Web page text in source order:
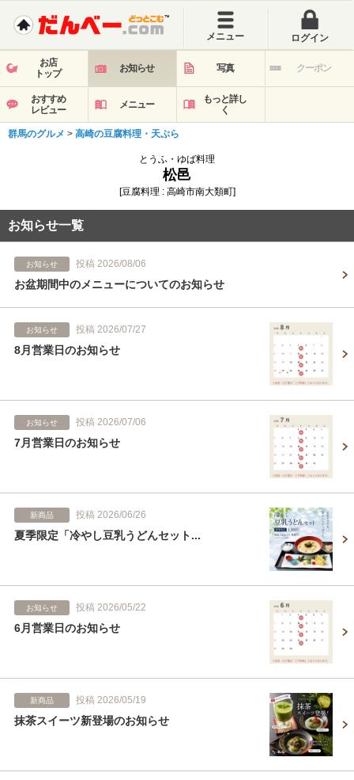
メニュー ログイン
お店
トップ
お知らせ 写真 クーポン
おすすめ
レビュー
メニュー
もっと詳し
く
群馬のグルメ > 高崎の豆腐料理・天ぷら
とうふ・ゆば料理
松邑
[豆腐料理 : 高崎市南大類町]
お知らせ一覧
お知らせ 投稿 2026/08/06
お盆期間中のメニューについてのお知らせ
お知らせ 投稿 2026/07/27
8月営業日のお知らせ
お知らせ 投稿 2026/07/06
7月営業日のお知らせ
新商品 投稿 2026/06/26
夏季限定「冷やし豆乳うどんセット...
お知らせ 投稿 2026/05/22
6月営業日のお知らせ
新商品 投稿 2026/05/19
抹茶スイーツ新登場のお知らせ